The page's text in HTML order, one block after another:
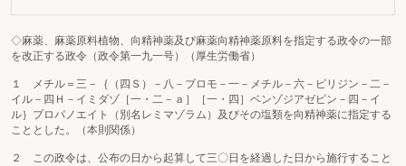
◇麻薬、麻薬原料植物、向精神薬及び麻薬向精神薬原料を指定する政令の一部
を改正する政令（政令第一九一号）（厚生労働省）
１ メチル＝三－｛（四Ｓ）－八－ブロモ－一－メチル－六－ピリジン－二－
イル－四Ｈ－イミダゾ［一・二－ａ］［一・四］ベンゾジアゼピン－四－イ
ル｝プロパノエイト（別名レミマゾラム）及びその塩類を向精神薬に指定する
こととした。（本則関係）
２ この政令は、公布の日から起算して三〇日を経過した日から施行すること